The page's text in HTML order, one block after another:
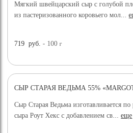
Мягкий швейцарский сыр с голубой
из пастеризованного коровьего мол...
719 руб. - 100г
СЫР СТАРАЯ ВЕДЬМА 55%
Сыр Старая Ведьма изготавливается
сыра Роут Хекс с добавлением св...еще